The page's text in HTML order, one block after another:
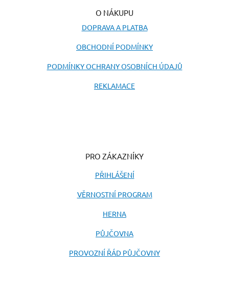
O NÁKUPU
DOPRAVA A PLATBA
OBCHODNÍ PODMÍNKY
PODMÍNKY OCHRANY OSOBNÍCH ÚDAJŮ
REKLAMACE
PRO ZÁKAZNÍKY
PŘIHLÁŠENÍ
VĚRNOSTNÍ PROGRAM
HERNA
PŮJČOVNA
PROVOZNÍ ŘÁD PŮJČOVNY